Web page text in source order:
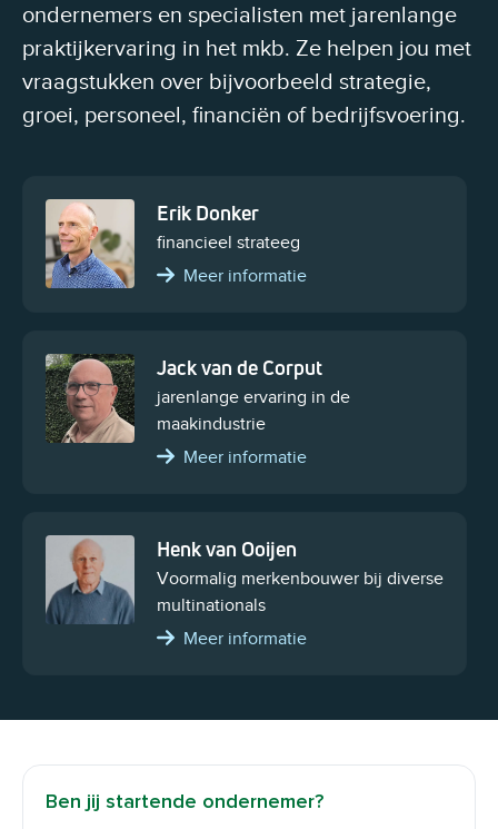
ondernemers en specialisten met jarenlange
praktijkervaring in het mkb. Ze helpen jou met
vraagstukken over bijvoorbeeld strategie,
groei, personeel, financiën of bedrijfsvoering.
Erik Donker
financieel strateeg
Meer informatie
Jack van de Corput
jarenlange ervaring in de
maakindustrie
Meer informatie
Henk van Ooijen
Voormalig merkenbouwer bij diverse
multinationals
Meer informatie
Ben jij startende ondernemer?